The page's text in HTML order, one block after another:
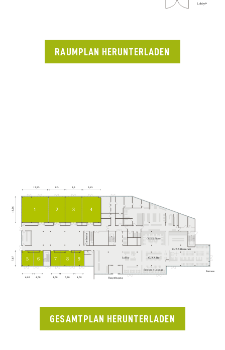
RAUMPLAN HERUNTERLADEN
GESAMTPLAN HERUNTERLADEN